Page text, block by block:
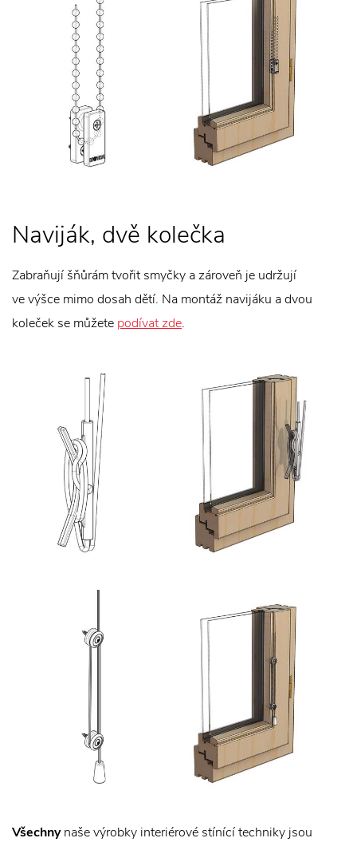
Naviják, dvě kolečka
Zabraňují šňůrám tvořit smyčky a zároveň je udržují
ve výšce mimo dosah dětí. Na montáž navijáku a dvou
koleček se můžete podívat zde.
Všechnynaše výrobky interiérové stínící techniky jsou